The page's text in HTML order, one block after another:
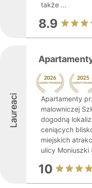
także ...
8.9
Laureaci
Apartamenty
malowniczej
dogodną
ceniących
miejskich
ulicy Moniuszki
10